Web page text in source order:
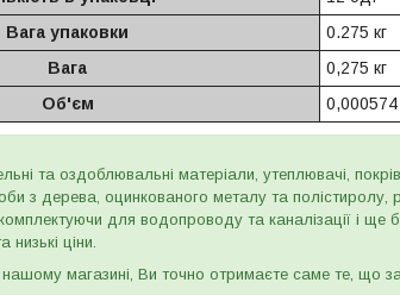
Вага упаковки
0.275 кг
Вага
0,275 кг
Об'єм
0,000574
та оздоблювальні матеріали, утеплювачі,
з дерева, оцинкованого металу та полістиролу,
для водопроводу та каналізації і
ціни.
магазині, Ви точно отримаєте саме те, що